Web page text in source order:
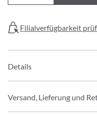
Filialverfügbarkeit
Details
Versand, Lieferung und